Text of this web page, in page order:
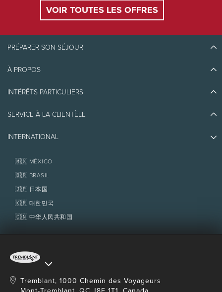
VOIR TOUTES LES OFFRES
PRÉPARER SON SÉJOUR
Découvrir Tremblant
Quoi faire
À PROPOS
Écoresponsabilité
Prix d'excellence
INTÉRÊTS PARTICULIERS
Emplois et carrières
Services aux propriétaires
Fondation Tremblant
SERVICE À LA CLIENTÈLE
Nous joindre
Politiques
INTERNATIONAL
🇲🇽 MÉXICO
🇧🇷 BRASIL
🇯🇵 日本国
🇰🇷 대한민국
🇨🇳 中华人民共和国
Tremblant, 1000 Chemin des Voyageurs